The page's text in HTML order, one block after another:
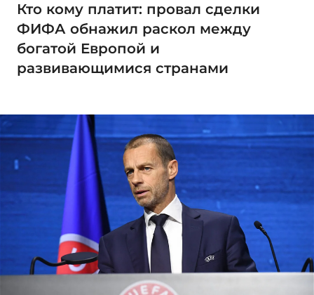
Кто кому платит: провал сделки
ФИФА обнажил раскол между
богатой Европой и
развивающимися странами